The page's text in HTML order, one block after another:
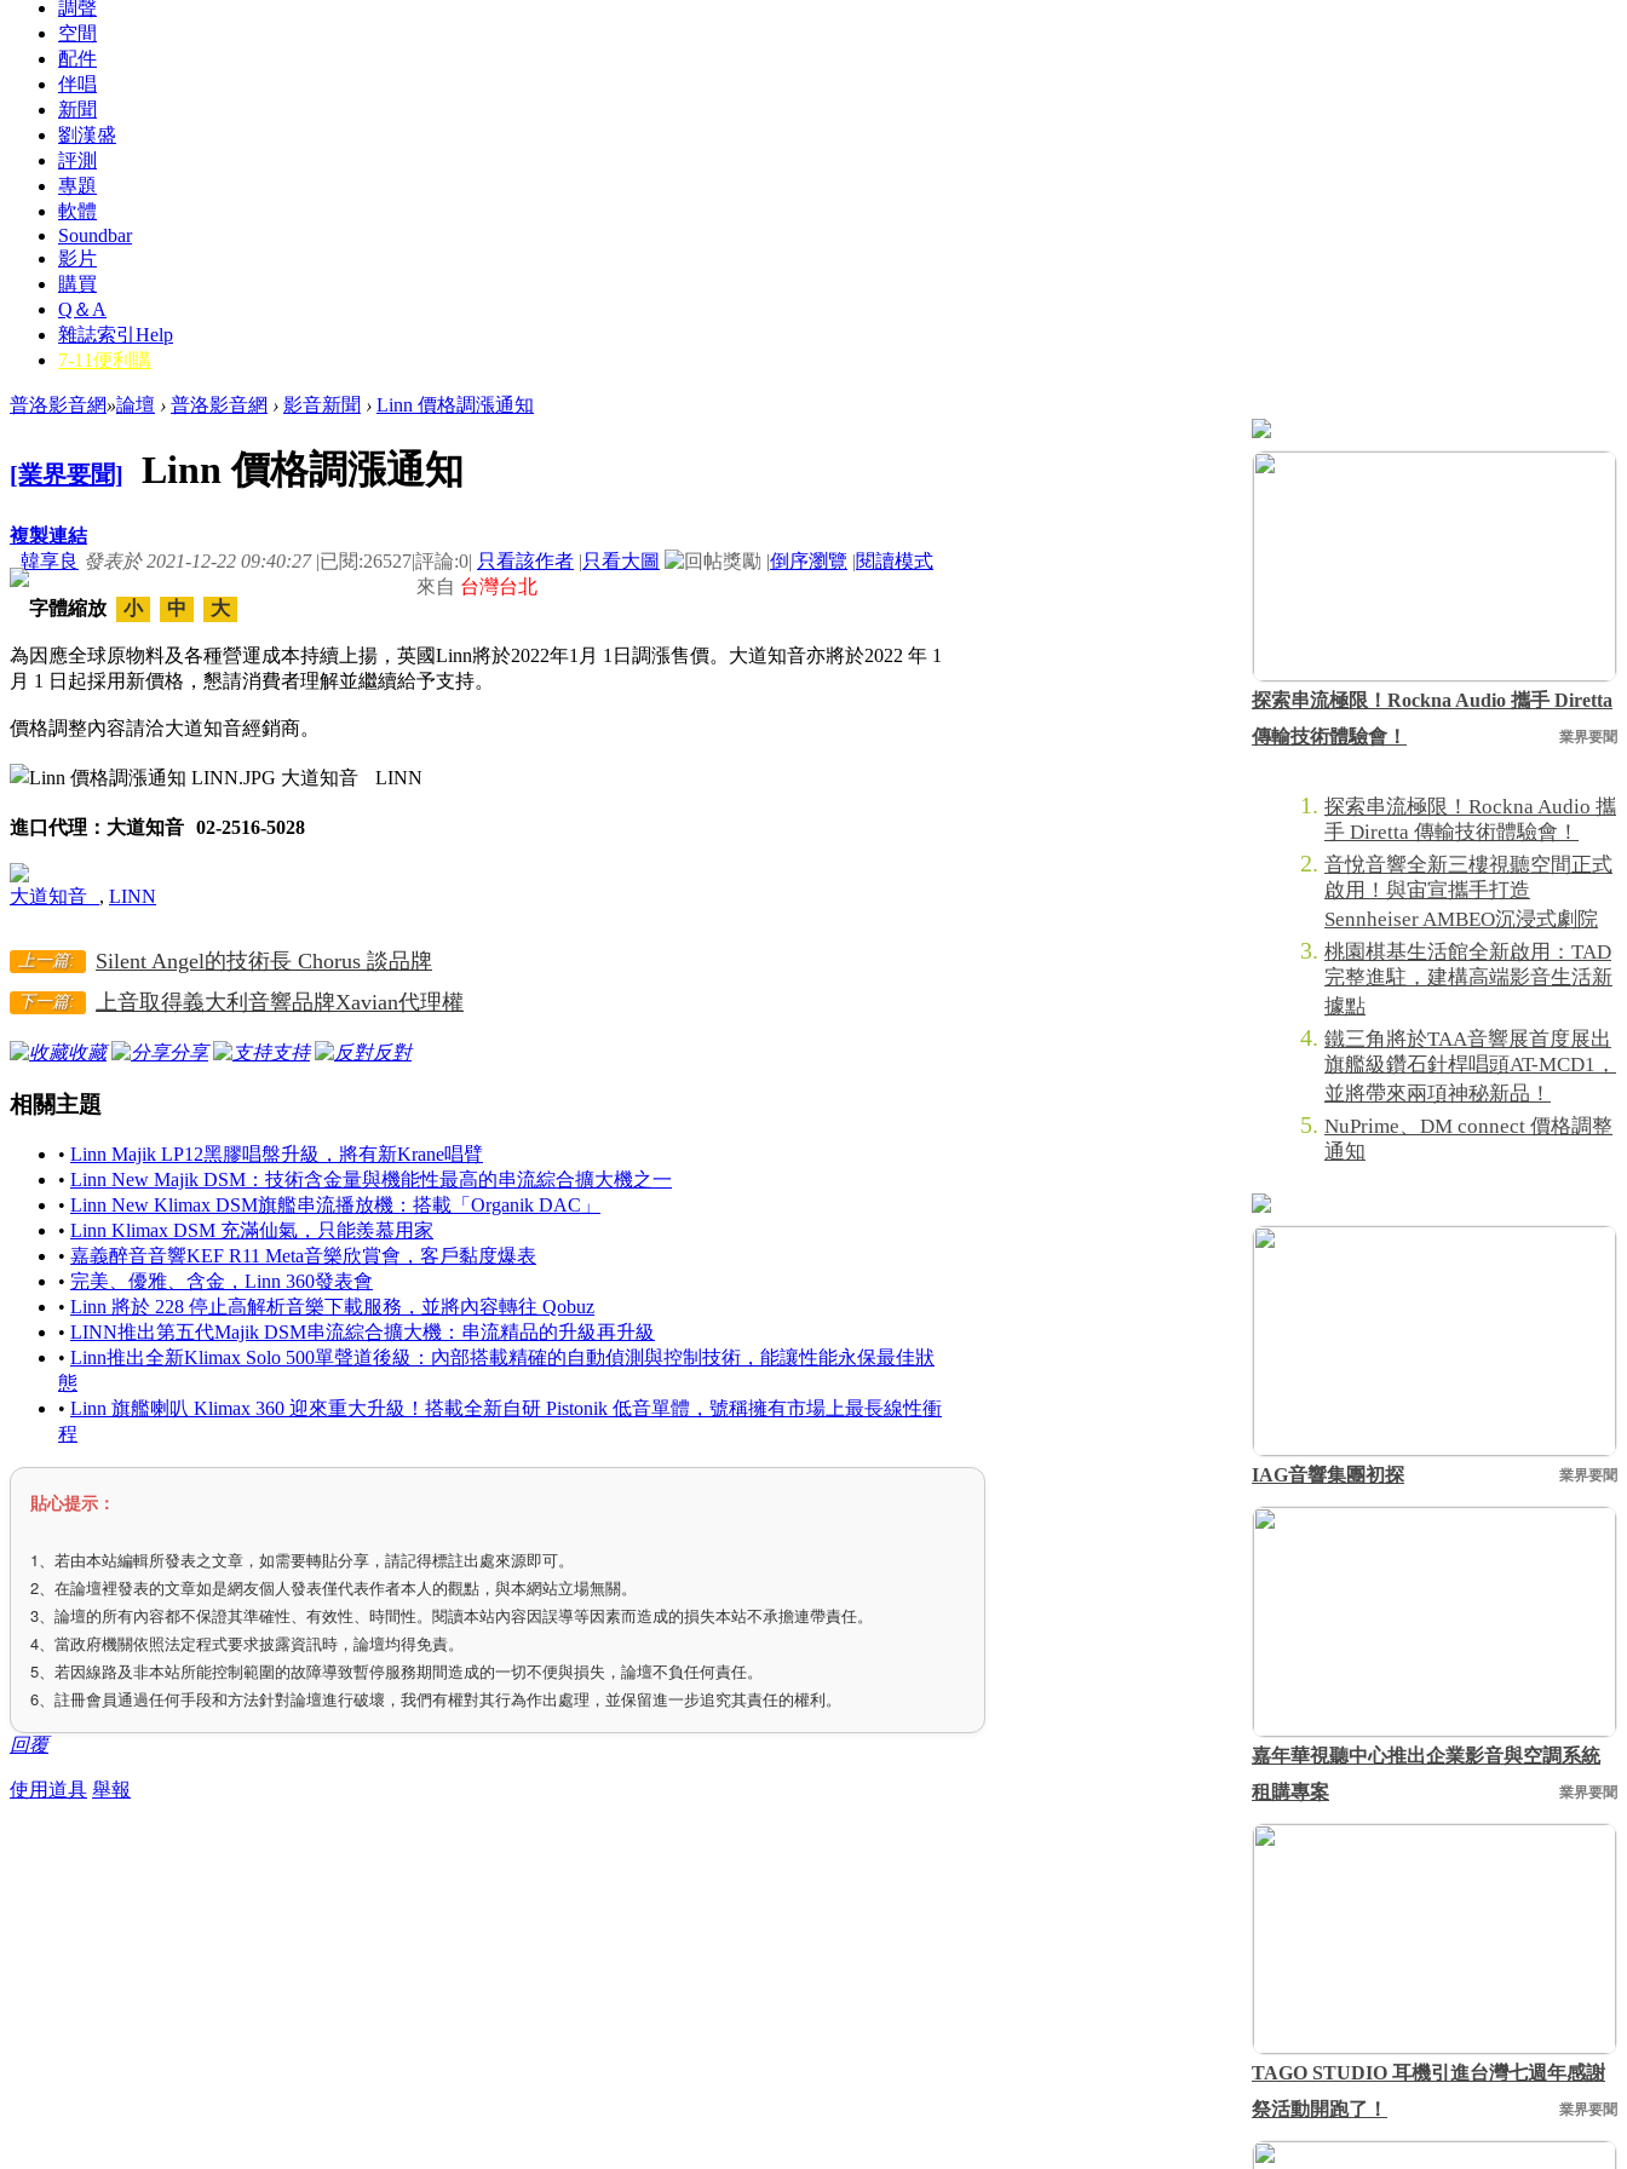
調聲
空間
配件
伴唱
新聞
劉漢盛
評測
專題
軟體
Soundbar
影片
購買
Q＆A
雜誌索引 Help
7-11便利購
普洛影音網»論壇 › 普洛影音網 › 影音新聞 › Linn 價格調漲通知
[業界要聞] Linn 價格調漲通知
複製連結
韓享良 發表於 2021-12-22 09:40:27 |已閱:26527|評論:0| 只看該作者 |只看大圖 |倒序瀏覽 |閱讀模式
來自 台灣台北
字體縮放
小 中 大
為因應全球原物料及各種營運成本持續上揚，英國Linn將於2022年1月 1日調漲售價。大道知音亦將於2022 年 1
月 1 日起採用新價格，懇請消費者理解並繼續給予支持。
價格調整內容請洽大道知音經銷商。
進口代理：大道知音 02-2516-5028
大道知音 , LINN
上一篇: Silent Angel的技術長 Chorus 談品牌
下一篇: 上音取得義大利音響品牌Xavian代理權
收藏 分享 支持 反對
相關主題
• Linn Majik LP12黑膠唱盤升級，將有新Krane唱臂
• Linn New Majik DSM：技術含金量與機能性最高的串流綜合擴大機之一
• Linn New Klimax DSM旗艦串流播放機：搭載「Organik DAC」
• Linn Klimax DSM 充滿仙氣，只能羨慕用家
• 嘉義醉音音響KEF R11 Meta音樂欣賞會，客戶黏度爆表
• 完美、優雅、含金，Linn 360發表會
• Linn 將於 228 停止高解析音樂下載服務，並將內容轉往 Qobuz
• LINN推出第五代Majik DSM串流綜合擴大機：串流精品的升級再升級
• Linn推出全新Klimax Solo 500單聲道後級：內部搭載精確的自動偵測與控制技術，能讓性能永保最佳狀
態
• Linn 旗艦喇叭 Klimax 360 迎來重大升級！搭載全新自研 Pistonik 低音單體，號稱擁有市場上最長線性衝
程
貼心提示：
1、若由本站編輯所發表之文章，如需要轉貼分享，請記得標註出處來源即可。
2、在論壇裡發表的文章如是網友個人發表僅代表作者本人的觀點，與本網站立場無關。
3、論壇的所有內容都不保證其準確性、有效性、時間性。閱讀本站內容因誤導等因素而造成的損失本站不承擔連帶責任。
4、當政府機關依照法定程式要求披露資訊時，論壇均得免責。
5、若因線路及非本站所能控制範圍的故障導致暫停服務期間造成的一切不便與損失，論壇不負任何責任。
6、註冊會員通過任何手段和方法針對論壇進行破壞，我們有權對其行為作出處理，並保留進一步追究其責任的權利。
回覆
使用道具 舉報
探索串流極限！Rockna Audio 攜手 Diretta
傳輸技術體驗會！
業界要聞
探索串流極限！Rockna Audio 攜
手 Diretta 傳輸技術體驗會！
音悅音響全新三樓視聽空間正式
啟用！與宙宣攜手打造
Sennheiser AMBEO沉浸式劇院
桃園棋基生活館全新啟用：TAD
完整進駐，建構高端影音生活新
據點
鐵三角將於TAA音響展首度展出
旗艦級鑽石針桿唱頭AT-MCD1，
並將帶來兩項神秘新品！
NuPrime、DM connect 價格調整
通知
IAG音響集團初探 業界要聞
嘉年華視聽中心推出企業影音與空調系統
租購專案
業界要聞
TAGO STUDIO 耳機引進台灣七週年感謝
祭活動開跑了！
業界要聞